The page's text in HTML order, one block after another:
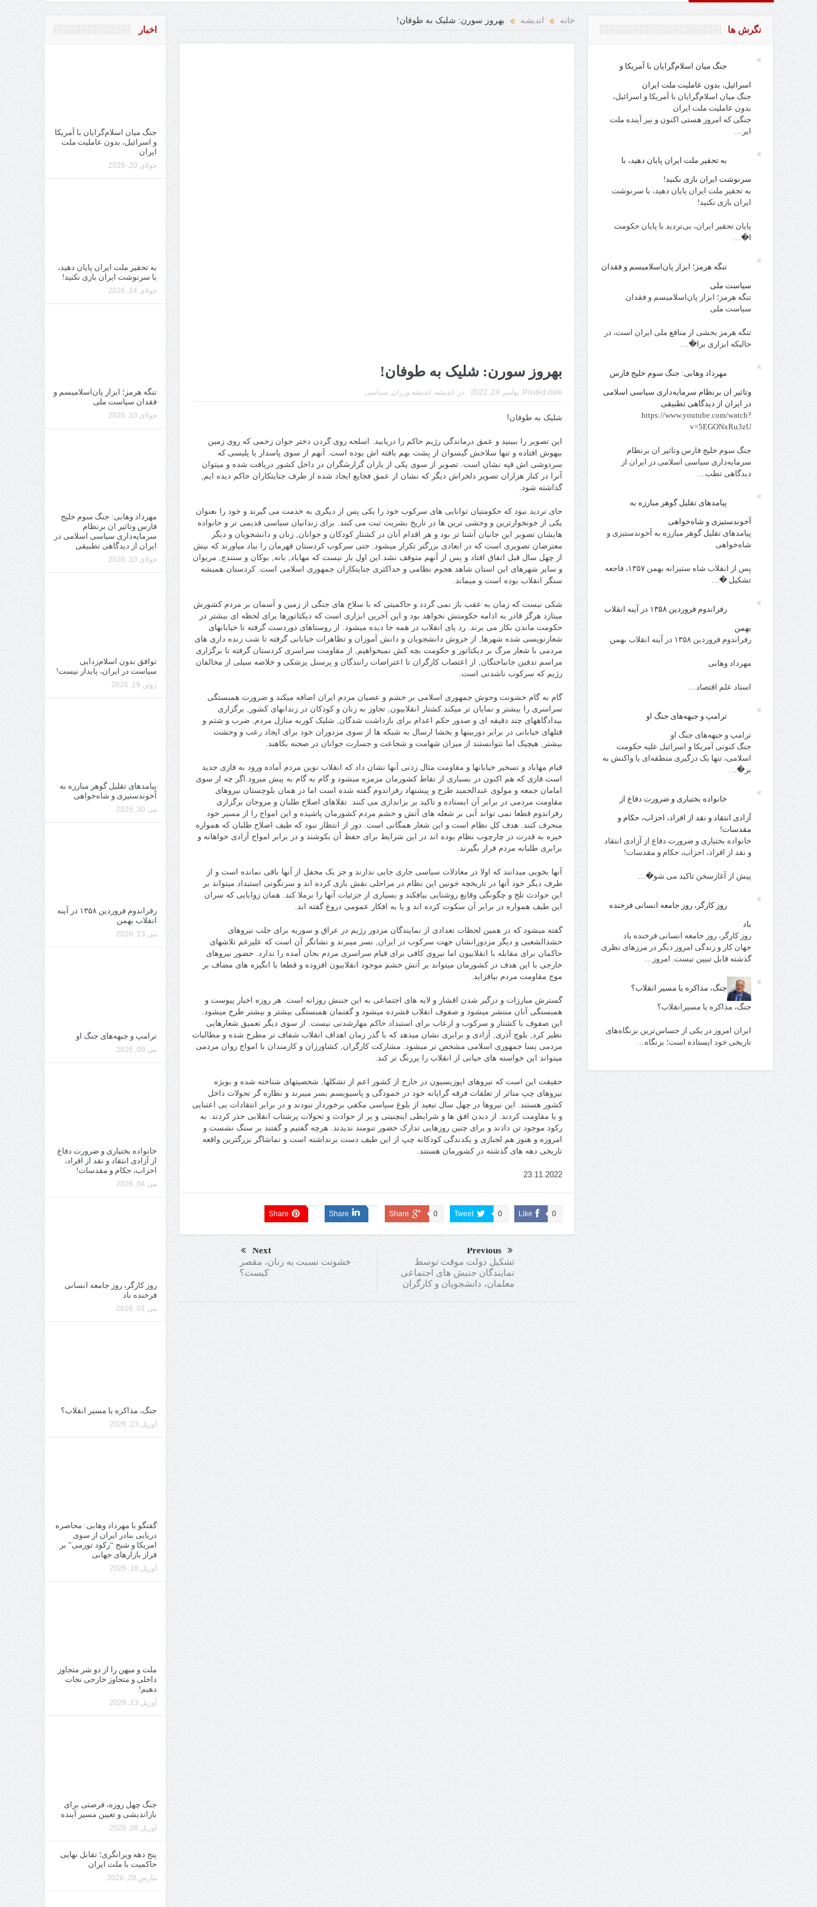
و نقد از افراد، احزاب، حکام و مقدسات! روز کارگر، روز جامعه انسانی فرخنده باد
خانه اندیشه بهروز سورن: شلیک به طوفان!
بهروز سورن: شلیک به طوفان!
Posted date: نوامبر 24, 2022 در: اندیشه, اندیشه ورزان, سیاسی
شلیک به طوفان!
این تصویر را ببینید و عمق درماندگی رژیم حاکم را دریابید. اسلحه روی گردن دختر جوان زخمی که روی زمین
بیهوش افتاده و تنها سلاحش گیسوان از پشت بهم بافته اش بوده است. آنهم از سوی پاسدار یا پلیسی که
سردوشی اش قپه نشان است. تصویر از سوی یکی از یاران گزارشگران در داخل کشور دریافت شده و میتوان
آنرا در کنار هزاران تصویر دلخراش دیگر که نشان از عمق فجایع ایجاد شده از طرف جنایتکاران حاکم دیده ایم,
گذاشته شود.
جای تردید نبود که حکومتیان توانایی های سرکوب خود را یکی پس از دیگری به خدمت می گیرند و خود را بعنوان
یکی از خونخوارترین و وحشی ترین ها در تاریخ بشریت ثبت می کنند. برای زندانیان سیاسی قدیمی تر و خانواده
هایشان تصویر این جانیان آشنا تر بود و هر اقدام آنان در کشتار کودکان و جوانان, زنان و دانشجویان و دیگر
معترضان تصویری است که در ابعادی بزرگتر تکرار میشود. حتی سرکوب کردستان قهرمان را بیاد میاورند که بیش
از چهل سال قبل اتفاق افتاد و پس از آنهم متوقف نشد.این اول بار نیست که مهاباد, بانه, بوکان و سنندج, مریوان
و سایر شهرهای این استان شاهد هجوم نظامی و حداکثری جنایتکاران جمهوری اسلامی است. کردستان همیشه
سنگر انقلاب بوده است و میماند.
شکی نیست که زمان به عقب باز نمی گردد و حاکمیتی که با سلاح های جنگی از زمین و آسمان بر مردم کشورش
میتازد هرگز قادر به ادامه حکومتش نخواهد بود و این آخرین ابزاری است که دیکتاتورها برای لحظه ای بیشتر در
حکومت ماندن بکار می برند. رد پای انقلاب در همه جا دیده میشود. از روستاهای دوردست گرفته تا خیابانهای
شعارنویسی شده شهرها, از خروش دانشجویان و دانش آموزان و تظاهرات خیابانی گرفته تا شب زنده داری های
مردمی با شعار مرگ بر دیکتاتور و حکومت بچه کش نمیخواهیم, از مقاومت سراسری کردستان گرفته تا برگزاری
مراسم تدفین جانباختگان, از اعتصاب کارگران تا اعتراضات رانندگان و پرسنل پزشکی و خلاصه سیلی از مخالفان
رژیم که سرکوب ناشدنی است.
گام به گام خشونت وحوش جمهوری اسلامی بر خشم و عصیان مردم ایران اضافه میکند و ضرورت همبستگی
سراسری را بیشتر و نمایان تر میکند.کشتار انقلابیون, تجاوز به زنان و کودکان در زندانهای کشور, برگزاری
بیدادگاههای چند دقیقه ای و صدور حکم اعدام برای بازداشت شدگان, شلیک کوربه منازل مردم, ضرب و شتم و
قتلهای خیابانی در برابر دوربینها و بخشا ارسال به شبکه ها از سوی مزدوران خود برای ایجاد رعب و وحشت
بیشتر, هیچیک اما نتوانستند از میزان شهامت و شجاعت و جسارت جوانان در صحنه بکاهند.
قیام مهاباد و تسخیر خیابانها و مقاومت مثال زدنی آنها نشان داد که انقلاب نوین مردم آماده ورود به فازی جدید
است.فازی که هم اکنون در بسیاری از نقاط کشورمان مزمزه میشود و گام به گام به پیش میرود.اگر چه از سوی
امامان جمعه و مولوی عبدالحمید طرح و پیشنهاد رفراندوم گفته شده است اما در همان بلوچستان نیروهای
مقاومت مردمی در برابر آن ایستاده و تاکید بر براندازی می کنند. تقلاهای اصلاح طلبان و مروجان برگزاری
رفراندوم قطعا نمی تواند آبی بر شعله های آتش و خشم مردم کشورمان پاشیده و این امواج را از مسیر خود
منحرف کنند. هدف کل نظام است و این شعار همگانی است. دور از انتظار نبود که طیف اصلاح طلبان که همواره
خیره به قدرت در چارچوب نظام بوده اند در این شرایط برای حفظ آن بکوشند و در برابر امواج آزادی خواهانه و
برابری طلبانه مردم قرار بگیرند.
آنها بخوبی میدانند که اولا در معادلات سیاسی جاری جایی ندارند و جز یک محفل از آنها باقی نمانده است و از
طرف دیگر خود آنها در تاریخچه خونین این نظام در مراحلی نقش بازی کرده اند و سرنگونی استبداد میتواند بر
این حوادث تلخ و چگونگی وقایع روشنایی بیافکند و بسیاری از جزئیات آنها را برملا کند. همان زوایایی که سران
این طیف همواره در برابر آن سکوت کرده اند و یا به افکار عمومی دروغ گفته اند.
گفته میشود که در همین لحظات تعدادی از نمایندگان مزدور رژیم در عراق و سوریه برای جلب نیروهای
حشدالشعبی و دیگر مزدورانشان جهت سرکوب در ایران, بسر میبرند و نشانگر آن است که علیرغم تلاشهای
حاکمان برای مقابله با انقلابیون اما نیروی کافی برای قیام سراسری مردم بجان آمده را ندارد. حضور نیروهای
خارجی با این هدف در کشورمان میتواند بر آتش خشم موجود انقلابیون افزوده و قطعا با انگیزه های مضاف بر
موج مقاومت مردم بیافزاید.
گسترش مبارزات و درگیر شدن اقشار و لایه های اجتماعی به این جنبش روزانه است. هر روزه اخبار پیوست و
همبستگی آنان منتشر میشود و صفوف انقلاب فشرده میشود و گفتمان همبستگی بیشتر و بیشتر طرح میشود.
این صفوف با کشتار و سرکوب و ارعاب برای استبداد حاکم مهارشدنی نیست. از سوی دیگر تعمیق شعارهایی
نظیر کرد, بلوچ آذری, آزادی و برابری نشان میدهد که با گذر زمان اهداف انقلاب شفاف تر مطرح شده و مطالبات
مردمی پسا جمهوری اسلامی مشخص تر میشود. مشارکت کارگران, کشاورزان و کارمندان با امواج روان مردمی
میتواند این خواسته های حیاتی از انقلاب را پررنگ تر کند.
حقیقت این است که نیروهای اپوزیسیون در خارج از کشور اعم از تشکلها, شخصیتهای شناخته شده و بویژه
نیروهای چپ متاثر از تعلقات فرقه گرایانه خود در خمودگی و پاسیویسم بسر میبرند و نظاره گر تحولات داخل
کشور هستند. این نیروها در چهل سال تبعید از بلوغ سیاسی مکفی برخوردار نبودند و در برابر انتقادات بی اعتنایی
و یا مقاومت کردند. از دیدن افق ها و شرایطی اینچنینی و پر از حوادث و تحولات پرشتاب انقلابی حذر کردند. به
رکود موجود تن دادند و برای چنین روزهایی تدارک حضور تنومند ندیدند. هرچه گفتیم و گفتند بر سنگ نشست و
امروزه و هنوز هم لجبازی و یکدندگی کودکانه چپ از این طیف دست برنداشته است و تماشاگر بزرگترین واقعه
تاریخی دهه های گذشته در کشورمان هستند.
23.11.2022
Like 0
Tweet 0
Share 0
Share
Share
Previous
تشکیل دولت موقت توسط
نمایندگان جنبش های اجتماعی
معلمان، دانشجویان و کارگران
Next
خشونت نسبت به زنان، مقصر
کیست؟
اخبار
جنگ میان اسلام‌گرایان با آمریکا
و اسرائیل، بدون عاملیت ملت
ایران
جولای 20, 2026
به تحقیر ملت ایران پایان دهید،
با سرنوشت ایران بازی نکنید!
جولای 14, 2026
تنگه هرمز؛ ابزار پان‌اسلامیسم و
فقدان سیاست ملی
جولای 10, 2026
مهرداد وهابی: جنگ سوم خلیج
فارس وتاثیر ان برنظام
سرمایه‌داری سیاسی اسلامی در
ایران از دیدگاهی تطبیقی
جولای 10, 2026
توافق بدون اسلام‌زدایی
سیاست در ایران، پایدار نیست!
ژوئن 19, 2026
پیامدهای تقلیل گوهر مبارزه به
آخوندستیزی و شاه‌خواهی
می 30, 2026
رفراندوم فروردین ۱۳۵۸ در آینه
انقلاب بهمن
می 13, 2026
ترامپ و جبهه‌های جنگ او
می 09, 2026
خانواده بختیاری و ضرورت دفاع
از آزادی انتقاد و نقد از افراد،
احزاب، حکام و مقدسات!
می 04, 2026
روز کارگر، روز جامعه انسانی
فرخنده باد
می 01, 2026
جنگ، مذاکره یا مسیر انقلاب؟
آوریل 23, 2026
گفتگو با مهرداد وهابی: محاصره
دریایی بنادر ایران از سوی
امریکا و شبح “رکود تورمی” بر
فراز بازارهای جهانی
آوریل 16, 2026
ملت و میهن را از دو شر متجاوز
داخلی و متجاوز خارجی نجات
دهیم!
آوریل 13, 2026
جنگ چهل روزه، فرصتی برای
بازاندیشی و تعیین مسیر آینده
آوریل 08, 2026
پنج دهه ویرانگری؛ تقابل نهایی
حاکمیت با ملت ایران
مارس 28, 2026
نگرش ها
جنگ میان اسلام‌گرایان با آمریکا و
اسرائیل، بدون عاملیت ملت ایران
جنگ میان اسلام‌گرایان با آمریکا و اسرائیل،
بدون عاملیت ملت ایران
جنگی که امروز هستی اکنون و نیز آینده ملت
ایر…
به تحقیر ملت ایران پایان دهید، با
سرنوشت ایران بازی نکنید!
به تحقیر ملت ایران پایان دهید، با سرنوشت
ایران بازی نکنید!
پایان تحقیر ایران، بی‌تردید با پایان حکومت
ا�…
تنگه هرمز؛ ابزار پان‌اسلامیسم و فقدان
سیاست ملی
تنگه هرمز؛ ابزار پان‌اسلامیسم و فقدان
سیاست ملی
تنگه هرمز بخشی از منافع ملی ایران است، در
حالیکه ابزاری برا�…
مهرداد وهابی: جنگ سوم خلیج فارس
وتاثیر ان برنظام سرمایه‌داری سیاسی اسلامی
در ایران از دیدگاهی تطبیقی
https://www.youtube.com/watch?
v=5EGONxRu3zU
جنگ سوم خلیج فارس وتاثیر ان برنظام
سرمایه‌داری سیاسی اسلامی در ایران از
دیدگاهی تطب…
پیامدهای تقلیل گوهر مبارزه به
آخوندستیزی و شاه‌خواهی
پیامدهای تقلیل گوهر مبارزه به آخوندستیزی و
شاه‌خواهی
پس از انقلاب شاه ستیزانه بهمن ۱۳۵۷، فاجعه
تشکیل �…
رفراندوم فروردین ۱۳۵۸ در آینه انقلاب
بهمن
رفراندوم فروردین ۱۳۵۸ در آینه انقلاب بهمن
مهرداد وهابی
استاد علم اقتصاد…
ترامپ و جبهه‌های جنگ او
ترامپ و جبهه‌های جنگ او
جنگ کنونی آمریکا و اسرائیل علیه حکومت
اسلامی، تنها یک درگیری منطقه‌ای یا واکنش به
بر�…
خانواده بختیاری و ضرورت دفاع از
آزادی انتقاد و نقد از افراد، احزاب، حکام و
مقدسات!
خانواده بختیاری و ضرورت دفاع از آزادی انتقاد
و نقد از افراد، احزاب، حکام و مقدسات!
پیش از آغازسخن تاکید می شو�…
روز کارگر، روز جامعه انسانی فرخنده
باد
روز کارگر، روز جامعه انسانی فرخنده باد
جهان کار و زندگی امروز دیگر در مرزهای نظری
گذشته قابل تبیین نیست. امروز…
جنگ، مذاکره یا مسیر انقلاب؟
جنگ، مذاکره یا مسیرانقلاب؟
ایران امروز در یکی از حساس‌ترین بزنگاه‌های
تاریخی خود ایستاده است؛ بزنگاه…